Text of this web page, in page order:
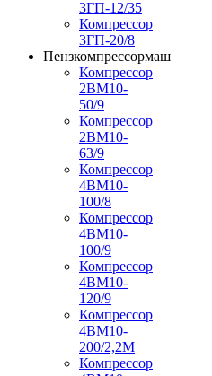
3ГП-12/35
Компрессор
3ГП-20/8
Пензкомпрессормаш
Компрессор
2ВМ10-
50/9
Компрессор
2ВМ10-
63/9
Компрессор
4ВМ10-
100/8
Компрессор
4ВМ10-
100/9
Компрессор
4ВМ10-
120/9
Компрессор
4ВМ10-
200/2,2М
Компрессор